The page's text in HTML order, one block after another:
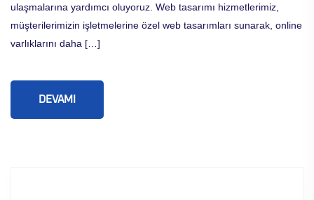
ulaşmalarına yardımcı oluyoruz. Web tasarımı hizmetlerimiz,
müşterilerimizin işletmelerine özel web tasarımları sunarak, online
varlıklarını daha […]
DEVAMI